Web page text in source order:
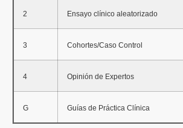
2 Ensayo clínico aleatorizado
3 Cohortes/Caso Control
4 Opinión de Expertos
G Guías de Práctica Clínica